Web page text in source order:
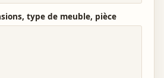
type de meuble, pièce